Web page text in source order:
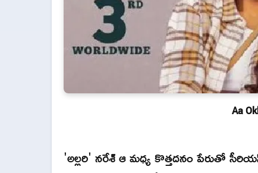
Aa
'అల్లరి' నరేశ్ ఆ మధ్య కొత్తదనం పేరుతో